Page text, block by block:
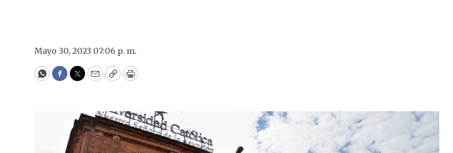
Mayo 30, 2023 07:06 p. m.
WhatsApp
Facebook
Twitter
EmailCopyPrint